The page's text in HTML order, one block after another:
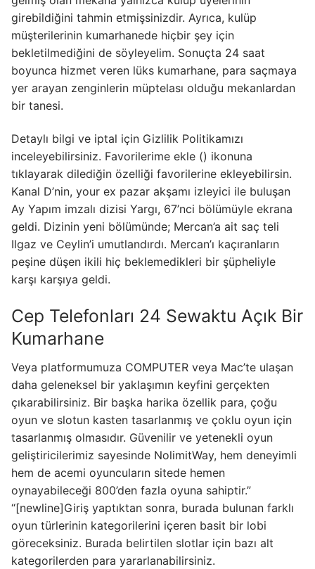
girebildiğini tahmin etmişsinizdir. Ayrıca, kulüp
müşterilerinin kumarhanede hiçbir şey için
bekletilmediğini de söyleyelim. Sonuçta 24 saat
boyunca hizmet veren lüks kumarhane, para saçmaya
yer arayan zenginlerin müptelası olduğu mekanlardan
bir tanesi.
Detaylı bilgi ve iptal için Gizlilik Politikamızı
inceleyebilirsiniz. Favorilerime ekle () ikonuna
tıklayarak dilediğin özelliği favorilerine ekleyebilirsin.
Kanal D’nin, your ex pazar akşamı izleyici ile buluşan
Ay Yapım imzalı dizisi Yargı, 67’nci bölümüyle ekrana
geldi. Dizinin yeni bölümünde; Mercan’a ait saç teli
Ilgaz ve Ceylin’i umutlandırdı. Mercan’ı kaçıranların
peşine düşen ikili hiç beklemedikleri bir şüpheliyle
karşı karşıya geldi.
Cep Telefonları 24 Sewaktu Açık Bir
Kumarhane
Veya platformumuza COMPUTER veya Mac’te ulaşan
daha geleneksel bir yaklaşımın keyfini gerçekten
çıkarabilirsiniz. Bir başka harika özellik para, çoğu
oyun ve slotun kasten tasarlanmış ve çoklu oyun için
tasarlanmış olmasıdır. Güvenilir ve yetenekli oyun
geliştiricilerimiz sayesinde NolimitWay, hem deneyimli
hem de acemi oyuncuların sitede hemen
oynayabileceği 800’den fazla oyuna sahiptir.”
“[newline]Giriş yaptıktan sonra, burada bulunan farklı
oyun türlerinin kategorilerini içeren basit bir lobi
göreceksiniz. Burada belirtilen slotlar için bazı alt
kategorilerden para yararlanabilirsiniz.